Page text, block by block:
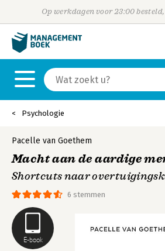
Op werkdagen voor 23:00
Psychologie
E-book
6 stemmen
Pacelle van Goethem
Macht aan de aardige
Shortcuts naar